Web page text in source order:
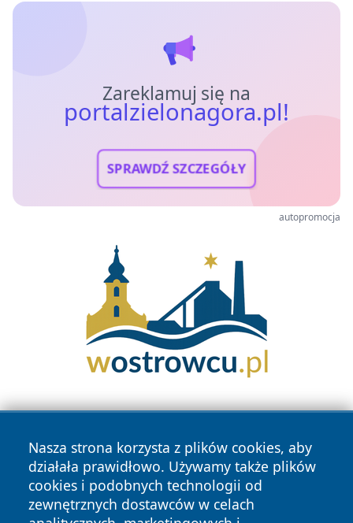
Zareklamuj się na
portalzielonagora.pl!
SPRAWDŹ SZCZEGÓŁY
autopromocja
Nasza strona korzysta z plików cookies, aby
działała prawidłowo. Używamy także plików
cookies i podobnych technologii od
zewnętrznych dostawców w celach
Copyright © 2026 portalzielonagora.pl Wszystkie prawa